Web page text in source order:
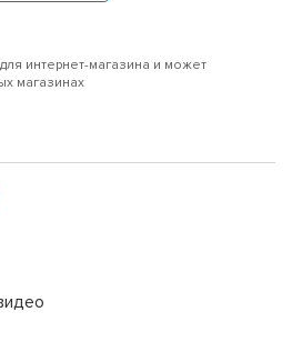
интернет-магазина и может
магазинах